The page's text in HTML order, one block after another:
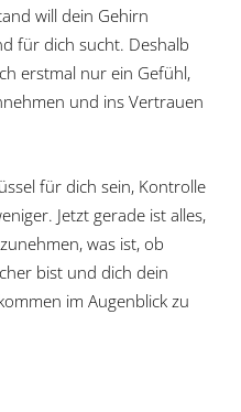
will dein Gehirn
für dich sucht. Deshalb
erstmal nur ein Gefühl,
und ins Vertrauen
für dich sein, Kontrolle
Jetzt gerade ist alles,
was ist, ob
bist und dich dein
im Augenblick zu